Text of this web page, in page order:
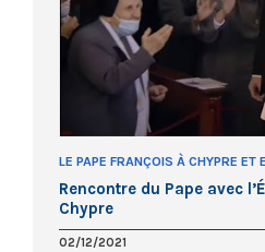
LE PAPE FRANÇOIS À CHYPRE ET
Rencontre du Pape avec
Chypre
02/12/2021